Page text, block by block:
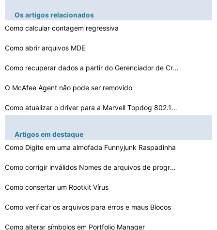
Os artigos relacionados
Como calcular contagem regressiva
Como abrir arquivos MDE
Como recuperar dados a partir do Gerenciador de Credenc…
O McAfee Agent não pode ser removido
Como atualizar o driver para a Marvell Topdog 802.11N
A melhor maneira de transferir dados
Como instalar o Froyo em tablets
Windows XP: Como excluir uma conexão de rede
Como reinstalar o Windows Search Função
Artigos em destaque
Como Digite em uma almofada Funnyjunk Raspadinha
Como corrigir inválidos Nomes de arquivos de programas…
Como consertar um Rootkit Vírus
Como verificar os arquivos para erros e maus Blocos
Como alterar símbolos em Portfolio Manager